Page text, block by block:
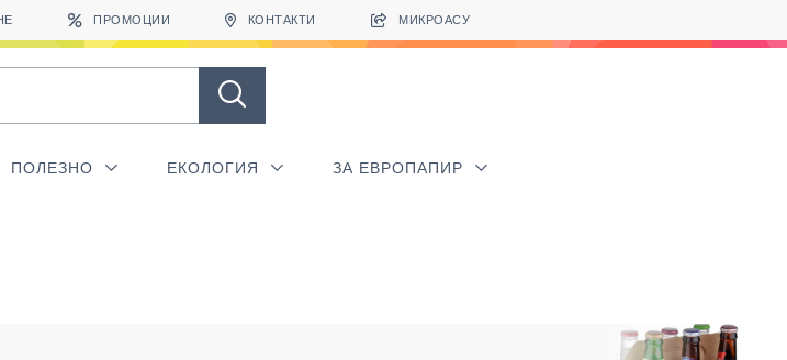
ПРОМОЦИИ КОНТАКТИ МИКРОАСУ
ПОЛЕЗНО ЕКОЛОГИЯ ЗА ЕВРОПАПИР